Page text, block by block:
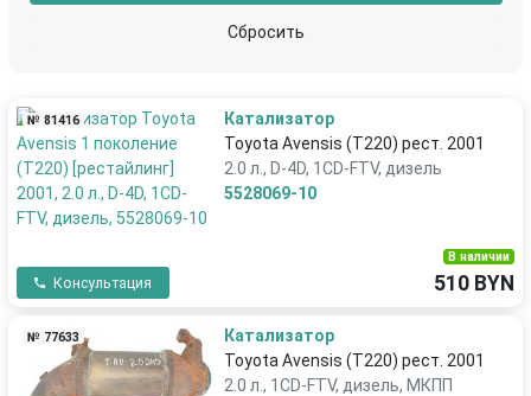
Сбросить
№ 81416
Катализатор
Toyota Avensis (T220) рест. 2001
2.0 л., D-4D, 1CD-FTV, дизель
5528069-10
Консультация
В наличии
510 BYN
№ 77633
Катализатор
Toyota Avensis (T220) рест. 2001
2.0 л., 1CD-FTV, дизель, МКПП